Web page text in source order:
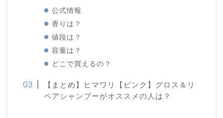
公式情報
香りは？
値段は？
容量は？
どこで買えるの？
【まとめ】ヒマワリ【ピンク】グロス＆リ
ペアシャンプーがオススメの人は？